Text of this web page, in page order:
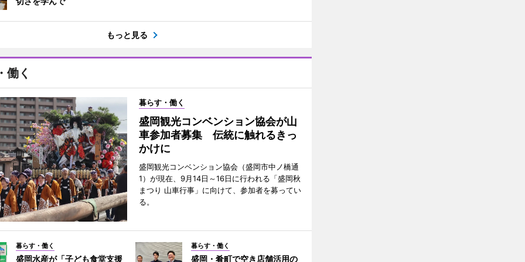
もっと見る
働く
暮らす・働く
盛岡観光コンベンション協会が山
車参加者募集 伝統に触れるきっ
かけに
盛岡観光コンベンション協会（盛岡市中ノ橋通
1）が現在、9月14日～16日に行われる「盛岡秋
まつり 山車行事」に向けて、参加者を募ってい
る。
暮らす・働く
盛岡水産が「子ども食堂支援
暮らす・働く
盛岡・肴町で空き店舗活用の